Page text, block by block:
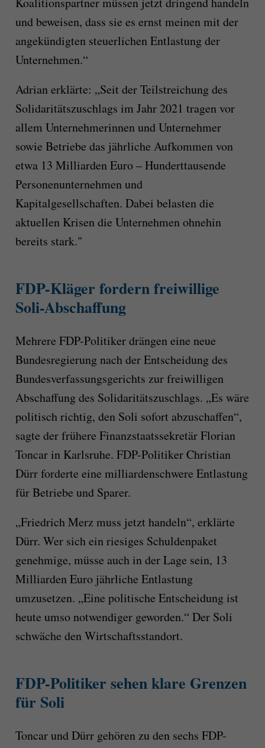
und beweisen, dass sie es ernst meinen mit der
angekündigten steuerlichen Entlastung der
Unternehmen.“
Adrian erklärte: „Seit der Teilstreichung des
Solidaritätszuschlags im Jahr 2021 tragen vor
allem Unternehmerinnen und Unternehmer
sowie Betriebe das jährliche Aufkommen von
etwa 13 Milliarden Euro – Hunderttausende
Personenunternehmen und
Kapitalgesellschaften. Dabei belasten die
aktuellen Krisen die Unternehmen ohnehin
bereits stark."
FDP-Kläger fordern freiwillige
Soli-Abschaffung
Mehrere FDP-Politiker drängen eine neue
Bundesregierung nach der Entscheidung des
Bundesverfassungsgerichts zur freiwilligen
Abschaffung des Solidaritätszuschlags. „Es wäre
politisch richtig, den Soli sofort abzuschaffen“,
sagte der frühere Finanzstaatssekretär Florian
Toncar in Karlsruhe. FDP-Politiker Christian
Dürr forderte eine milliardenschwere Entlastung
für Betriebe und Sparer.
„Friedrich Merz muss jetzt handeln“, erklärte
Dürr. Wer sich ein riesiges Schuldenpaket
genehmige, müsse auch in der Lage sein, 13
Milliarden Euro jährliche Entlastung
umzusetzen. „Eine politische Entscheidung ist
heute umso notwendiger geworden.“ Der Soli
schwäche den Wirtschaftsstandort.
FDP-Politiker sehen klare Grenzen
für Soli
Toncar und Dürr gehören zu den sechs FDP-